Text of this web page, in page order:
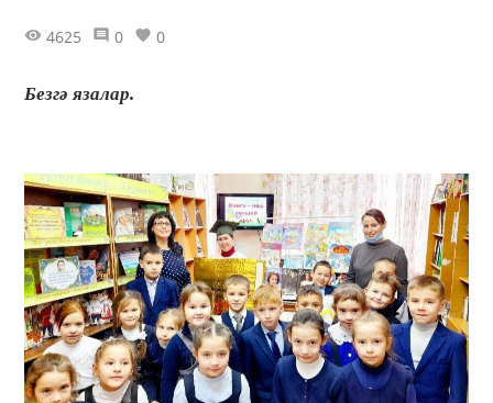
4625 0 0
Безгә язалар.